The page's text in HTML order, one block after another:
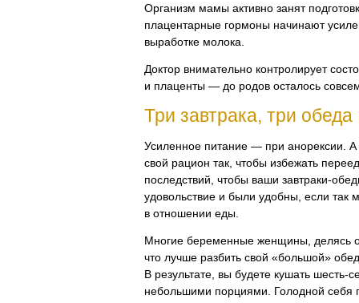
Организм мамы активно занят
плацентарные гормоны начинают
выработке молока.
Доктор внимательно контролирует
и плаценты — до родов осталось
Три завтрака, три обеда
Усиленное питание — при анорексии.
свой рацион так, чтобы избежать
последствий, чтобы ваши завтраки-
удовольствие и были удобны, если так
в отношении еды.
Многие беременные женщины, делясь
что лучше разбить свой «большой»
В результате, вы будете кушать шесть-
небольшими порциями. Голодной себя